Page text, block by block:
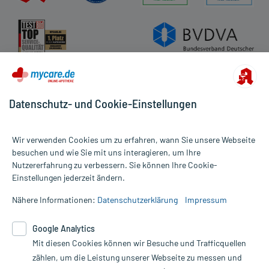
Alle Preise gelten inkl. MwSt., ggf. zzgl. Versandkosten
Informationen auf dieser Website werden ausschließlich für
die Untersuchung und Behandlung durch einen Arzt. Bitte
Therapien eingeleitet werden können. | Diese Webseite benutzt
Google Analytics. Lesen Sie bitte dazu die wichtigen Hinweise in
unserer Datenschutzerklärung. Für den Widerruf einer Bestellung
Datenschutz- und Cookie-Einstellungen
Wir verwenden Cookies um zu erfahren, wann Sie unsere Webseite
besuchen und wie Sie mit uns interagieren, um Ihre
Nutzererfahrung zu verbessern. Sie können Ihre Cookie-
Einstellungen jederzeit ändern.
Nähere Informationen: Datenschutzerklärung Impressum
Google Analytics
Mit diesen Cookies können wir Besuche und Trafficquellen
zählen, um die Leistung unserer Webseite zu messen und